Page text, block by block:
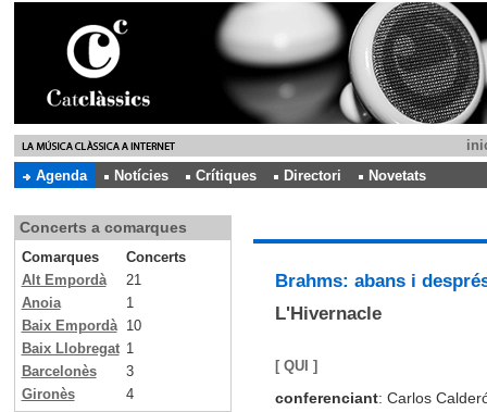
Agenda
Notícies Crítiques Directori Novetats
Concerts a comarques
Comarques
Concerts
Alt Empordà
21
Anoia
1
Baix Empordà
10
Baix Llobregat 1
Barcelonès
3
Gironès
4
Brahms: abans i
L'Hivernacle
[ QUI ]
conferenciant: Carlos